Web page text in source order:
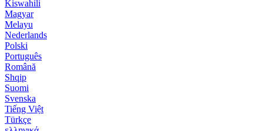
Kiswahili
Magyar
Melayu
Nederlands
Polski
Português
Română
Shqip
Suomi
Svenska
Tiếng Việt
Türkçe